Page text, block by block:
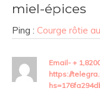
miel-épices
Ping : Courge rôtie
Email- +
https://